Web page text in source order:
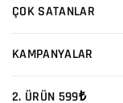
ÇOK SATANLAR
KAMPANYALAR
2. ÜRÜN 599₺